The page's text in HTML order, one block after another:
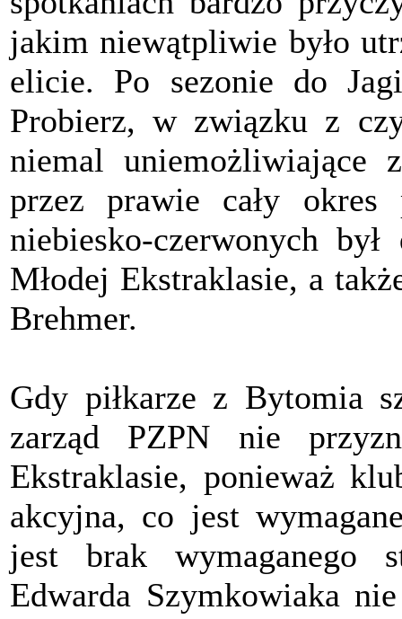
jakim niewątpliwie było
elicie. Po sezonie do
Probierz, w związku z
niemal uniemożliwiające
przez prawie cały okres
niebiesko-czerwonych
Młodej Ekstraklasie, a
Brehmer.
Gdy piłkarze z Bytomia
zarząd PZPN nie
Ekstraklasie, ponieważ
akcyjna, co jest
jest brak wymaganego
Edwarda Szymkowiaka